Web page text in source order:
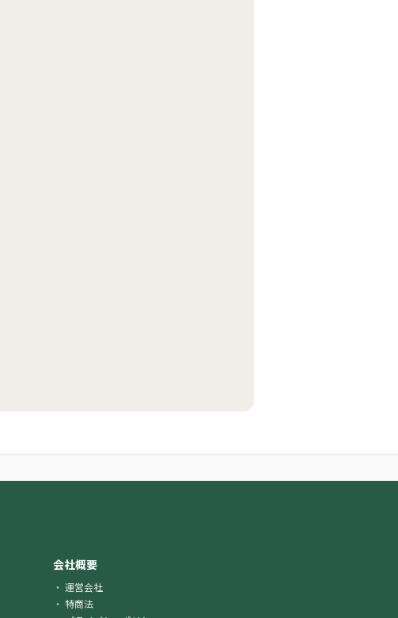
会社概要
運営会社
特商法